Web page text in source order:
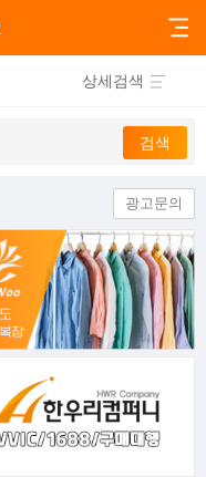
상세검색
광고문의